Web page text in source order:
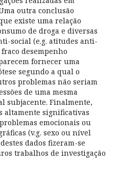
outra conclusão
existe uma relação
de droga e diversas
social (e.g. atitudes anti-
desempenho
fornecer uma
segundo a qual o
problemas não seriam
de uma mesma
subjacente. Finalmente,
altamente significativas
emocionais ou
(v.g. sexo ou nível
dados fizeram-se
trabalhos de investigação